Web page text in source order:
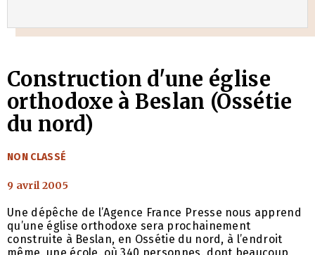
Construction d'une église
orthodoxe à Beslan (Ossétie
du nord)
CATÉGORIES
NON CLASSÉ
9 avril 2005
Une dépêche de l’Agence France Presse nous apprend
qu’une église orthodoxe sera prochainement
construite à Beslan, en Ossétie du nord, à l’endroit